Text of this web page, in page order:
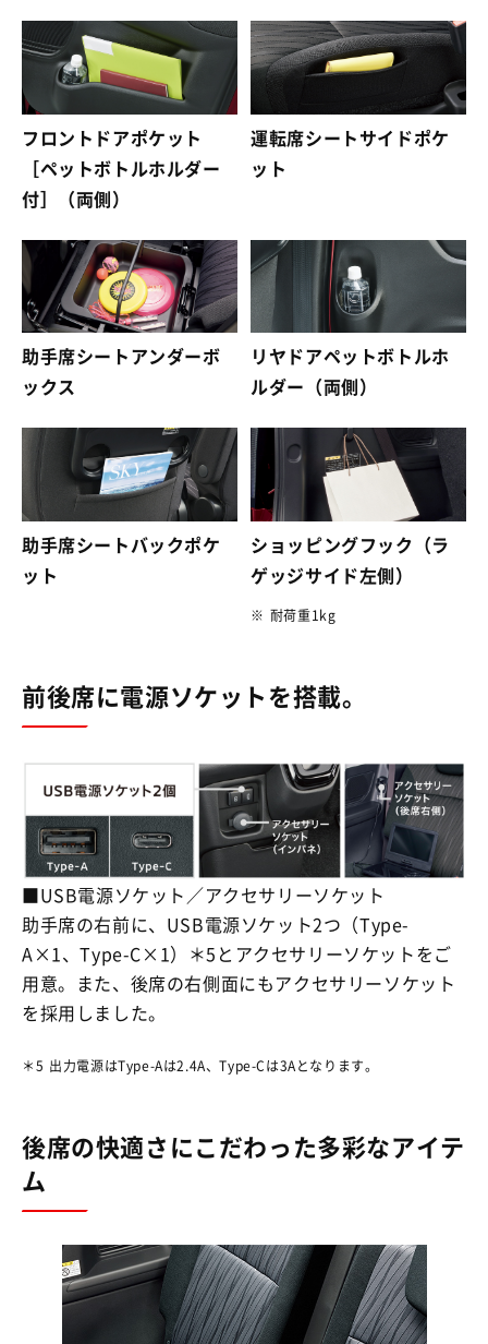
フロントドアポケット
［ペットボトルホルダー
付］（両側）
運転席シートサイドポケ
ット
助手席シートアンダーボ
ックス
リヤドアペットボトルホ
ルダー（両側）
助手席シートバックポケ
ット
ショッピングフック（ラ
ゲッジサイド左側）
※ 耐荷重1kg
前後席に電源ソケットを搭載。
■USB電源ソケット／アクセサリーソケット
助手席の右前に、USB電源ソケット2つ（Type-
A×1、Type-C×1）＊5とアクセサリーソケットをご
用意。また、後席の右側面にもアクセサリーソケット
を採用しました。
＊5 出力電源はType-Aは2.4A、Type-Cは3Aとなります。
後席の快適さにこだわった多彩なアイテ
ム